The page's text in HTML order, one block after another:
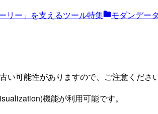
リー」を支えるツール特集
モダンデー
可能性がありますので、ご注意ください
機能が利用可能です。